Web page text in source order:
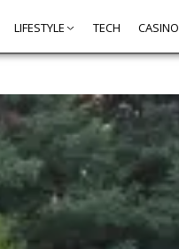
LIFESTYLE TECH CASINO